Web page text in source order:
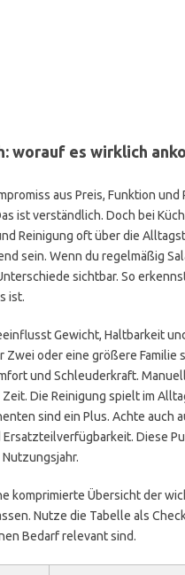
worauf es wirklich
aus Preis, Funktion
ist verständlich. Doch bei
Reinigung oft über die
sein. Wenn du regelmäßig
sichtbar. So
ist.
Gewicht, Haltbarkeit
Zwei oder eine größere Familie
und Schleuderkraft.
Die Reinigung spielt im
sind ein Plus. Achte auch
Diese
komprimierte Übersicht der
Nutze die Tabelle als
Bedarf relevant sind.